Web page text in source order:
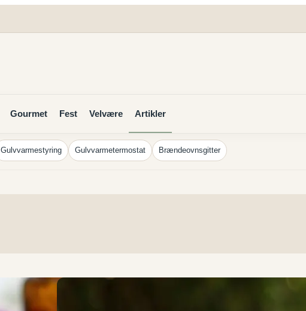
Gourmet Fest Velvære Artikler
Gulvvarmestyring Gulvvarmetermostat Brændeovnsgitter